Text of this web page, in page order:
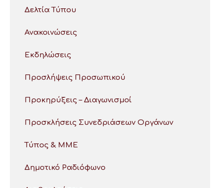
Δελτία Τύπου
Ανακοινώσεις
Εκδηλώσεις
Προσλήψεις Προσωπικού
Προκηρύξεις – Διαγωνισμοί
Προσκλήσεις Συνεδριάσεων Οργάνων
Τύπος & ΜΜΕ
Δημοτικό Ραδιόφωνο